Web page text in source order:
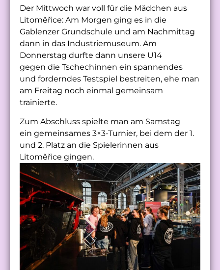
Der Mittwoch war voll für die Mädchen aus
Litoměřice: Am Morgen ging es in die
Gablenzer Grundschule und am Nachmittag
dann in das Industriemuseum. Am
Donnerstag durfte dann unsere U14
gegen die Tschechinnen ein spannendes
und forderndes Testspiel bestreiten, ehe man
am Freitag noch einmal gemeinsam
trainierte.
Zum Abschluss spielte man am Samstag
ein gemeinsames 3×3-Turnier, bei dem der 1.
und 2. Platz an die Spielerinnen aus
Litoměřice gingen.